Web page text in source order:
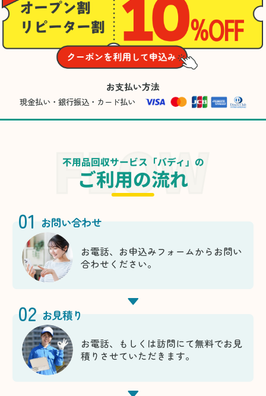
お支払い方法
現金払い・銀行振込・カード払い
不用品回収サービス「バディ」の
ご利用の流れ
01 お問い合わせ
お電話、お申込みフォームからお問い
合わせください。
02 お見積り
お電話、もしくは訪問にて無料でお見
積りさせていただきます。